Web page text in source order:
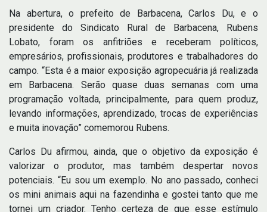
Na abertura, o prefeito de Barbacena, Carlos Du, e o
presidente do Sindicato Rural de Barbacena, Rubens
Lobato, foram os anfitriões e receberam políticos,
empresários, profissionais, produtores e trabalhadores do
campo. “Esta é a maior exposição agropecuária já realizada
em Barbacena. Serão quase duas semanas com uma
programação voltada, principalmente, para quem produz,
levando informações, aprendizado, trocas de experiências
e muita inovação” comemorou Rubens.
Carlos Du afirmou, ainda, que o objetivo da exposição é
valorizar o produtor, mas também despertar novos
potenciais. “Eu sou um exemplo. No ano passado, conheci
os mini animais aqui na fazendinha e gostei tanto que me
tornei um criador. Tenho certeza de que esse estímulo